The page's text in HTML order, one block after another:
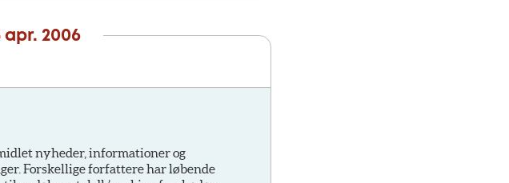
apr. 2006
nyheder, informationer og
Forskellige forfattere har løbende